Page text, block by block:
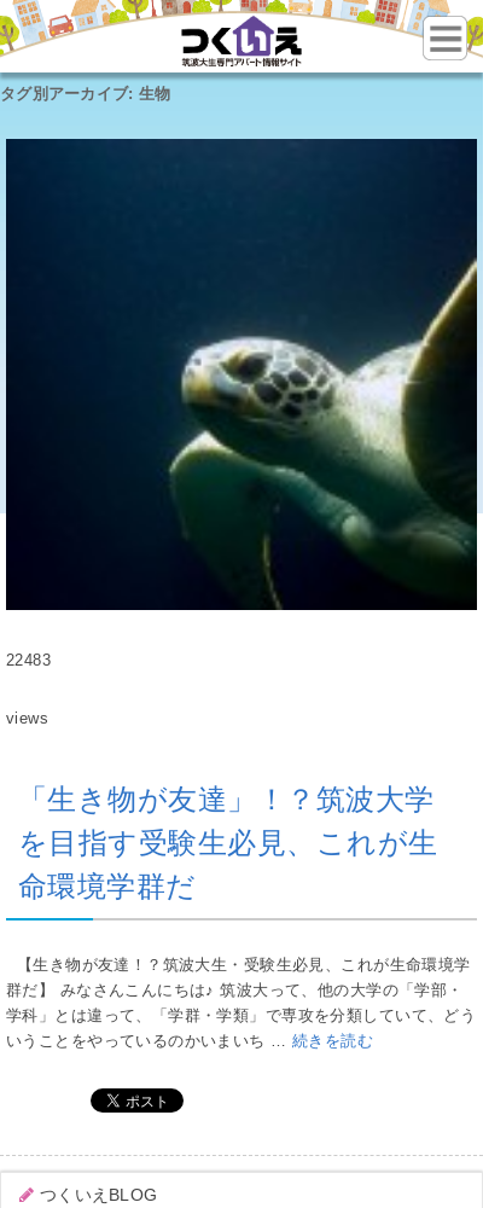
タグ別アーカイブ: 生物
22483
views
「生き物が友達」！？筑波大学
を目指す受験生必見、これが生
命環境学群だ
【生き物が友達！？筑波大生・受験生必見、これが生命環境学
群だ】 みなさんこんにちは♪ 筑波大って、他の大学の「学部・
学科」とは違って、「学群・学類」で専攻を分類していて、どう
いうことをやっているのかいまいち … 続きを読む
つくいえBLOG